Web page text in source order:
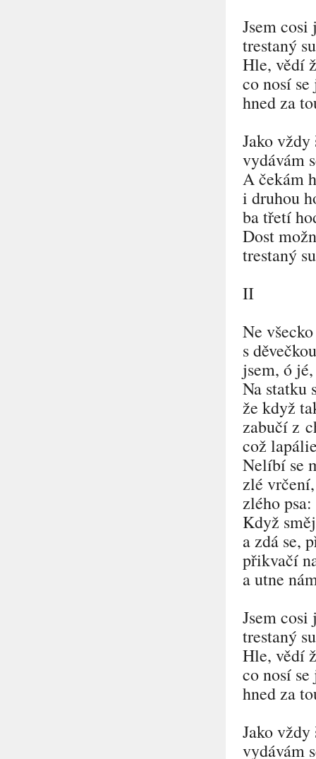
Jsem cosi
trestaný
Hle, vědí
co nosí
hned za
Jako vždy
vydávám
A čekám
i druhou
ba třetí
Dost
trestaný
II
Ne
s
jsem, ó
Na statku
že když
zabučí z
což
Nelíbí se
zlé
zlého
Když
a zdá se,
přikvačí
a utne
Jsem cosi
trestaný
Hle, vědí
co nosí
hned za
Jako vždy
vydávám